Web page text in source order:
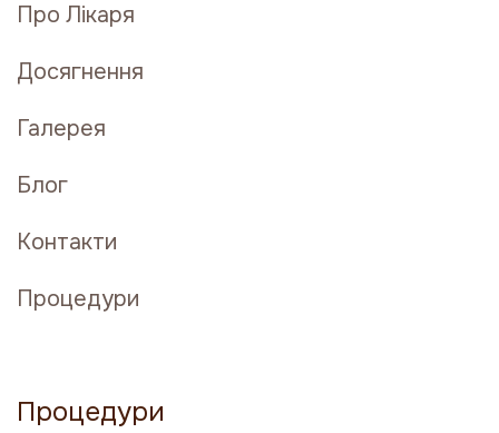
Про Лікаря
Досягнення
Галерея
Блог
Контакти
Процедури
Процедури